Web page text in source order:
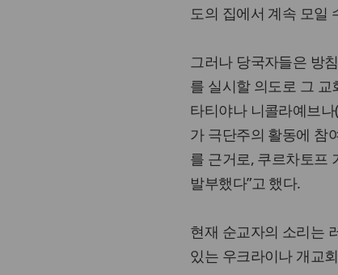
도의 집에서 계속 모일
그러나 당국자들은 방
를 실시할 의도로 그
타티야나 니콜라예브
가 극단주의 활동에 참
를 근거로, 쿠르차토프
발부했다”고 했다.
현재 순교자의 소리는
있는 우크라이나 개교